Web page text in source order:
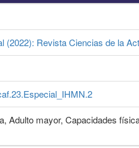
(2022): Revista Ciencias de la
Adulto mayor, Capacidades